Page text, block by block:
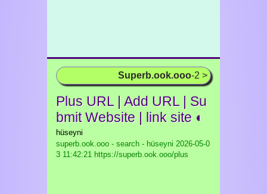
Superb.ook.ooo-2 >
Plus URL | Add URL | Su
bmit Website | link site ◐
hüseyni
superb.ook.ooo - search - hüseyni 2026-05-0
3 11:42:21 https://superb.ook.ooo/plus